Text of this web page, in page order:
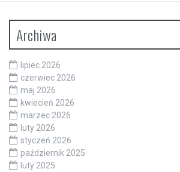
Archiwa
lipiec 2026
czerwiec 2026
maj 2026
kwiecień 2026
marzec 2026
luty 2026
styczeń 2026
październik 2025
luty 2025